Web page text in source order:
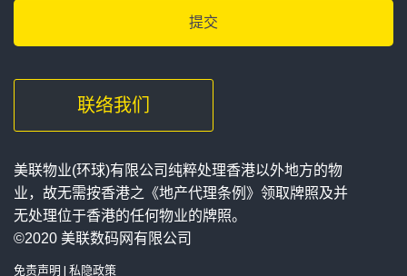
联络我们
美联物业(环球)有限公司纯粹处理香港以外地方的物
业，故无需按香港之《地产代理条例》领取牌照及并
无处理位于香港的任何物业的牌照。
©2020 美联数码网有限公司
免责声明 | 私隐政策